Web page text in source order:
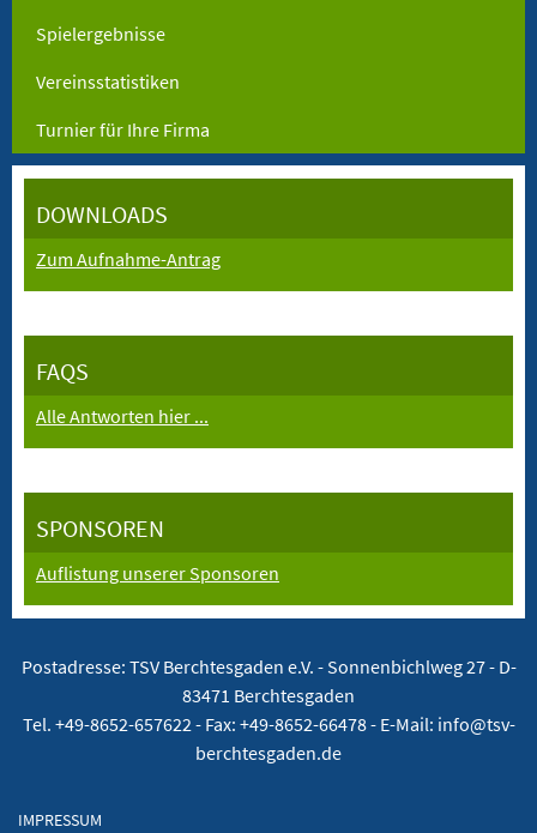
Spielergebnisse
Vereinsstatistiken
Turnier für Ihre Firma
DOWNLOADS
Zum Aufnahme-Antrag
FAQS
Alle Antworten hier ...
SPONSOREN
Auflistung unserer Sponsoren
Postadresse: TSV Berchtesgaden e.V. -Sonnenbichlweg 27 - D-
83471 Berchtesgaden
Tel. +49-8652-657622 - Fax: +49-8652-66478 - E-Mail: info@tsv-
berchtesgaden.de
IMPRESSUM